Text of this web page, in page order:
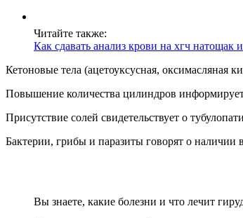
Читайте также:
Как сдавать анализ крови на хгч натощак
Кетоновые тела (ацетоуксусная, оксимасляная
Повышение количества цилиндров
Присутствие солей свидетельствует о
Бактерии, грибы и паразиты говорят о наличии
Вы знаете, какие болезни и что лечит